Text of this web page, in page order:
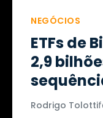
NEGÓCIOS
ETFs de
2,9
Rodrigo Tolotti